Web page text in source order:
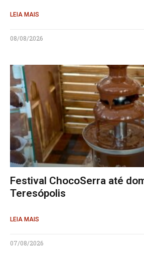
LEIA MAIS
08/08/2026
Festival ChocoSerra até
Teresópolis
LEIA MAIS
07/08/2026